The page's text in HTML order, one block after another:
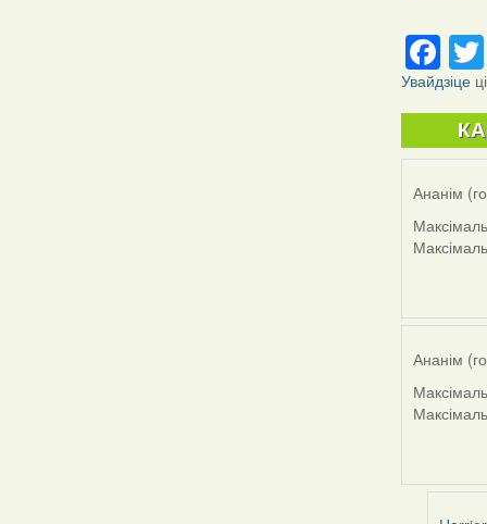
Увайдзіце
Ананім
Ананім